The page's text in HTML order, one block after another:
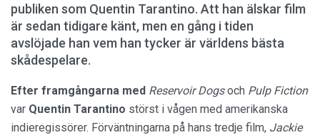
publiken som Quentin Tarantino. Att han älskar film
är sedan tidigare känt, men en gång i tiden
avslöjade han vem han tycker är världens bästa
skådespelare.
Efter framgångarna med Reservoir Dogsoch Pulp Fiction
var Quentin Tarantino störst i vågen med amerikanska
indieregissörer. Förväntningarna på hans tredje film, Jackie